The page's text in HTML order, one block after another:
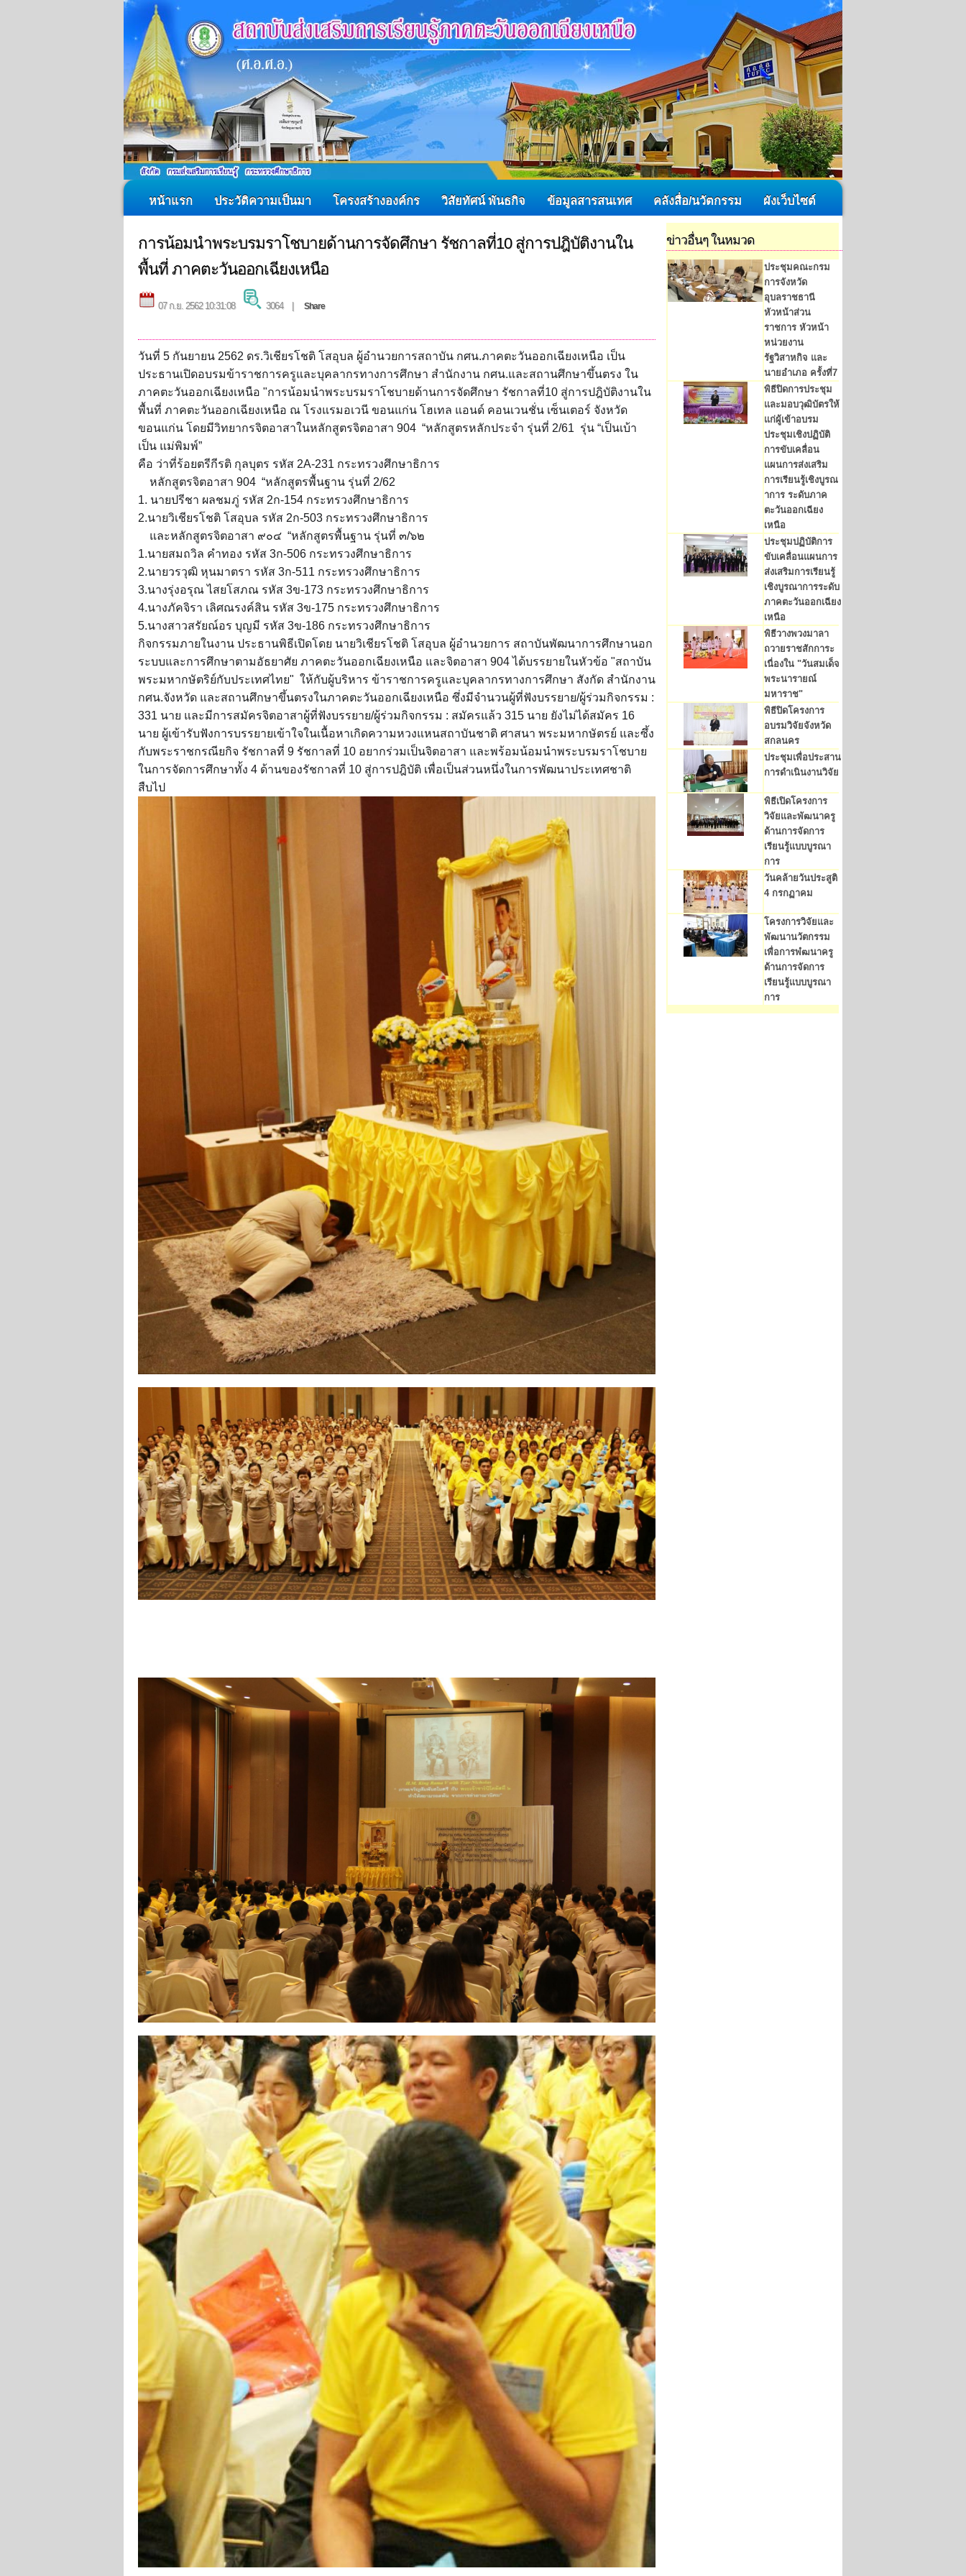
หน้าแรก ประวัติความเป็นมา โครงสร้างองค์กร วิสัยทัศน์ พันธกิจ ข้อมูลสารสนเทศ คลังสื่อ/นวัตกรรม ผังเว็บไซต์
ข่าวอื่นๆ ในหมวด
ประชุมคณะกรม
การจังหวัด
อุบลราชธานี
หัวหน้าส่วน
ราชการ หัวหน้า
หน่วยงาน
รัฐวิสาหกิจ และ
นายอำเภอ ครั้งที่7
พิธีปิดการประชุม
และมอบวุฒิบัตรให้
แก่ผู้เข้าอบรม
ประชุมเชิงปฏิบัติ
การขับเคลื่อน
แผนการส่งเสริม
การเรียนรู้เชิงบูรณ
าการ ระดับภาค
ตะวันออกเฉียง
เหนือ
ประชุมปฏิบัติการ
ขับเคลื่อนแผนการ
ส่งเสริมการเรียนรู้
เชิงบูรณาการระดับ
ภาคตะวันออกเฉียง
เหนือ
พิธีวางพวงมาลา
ถวายราชสักการะ
เนื่องใน "วันสมเด็จ
พระนารายณ์
มหาราช"
พิธีปิดโครงการ
อบรมวิจัยจังหวัด
สกลนคร
ประชุมเพื่อประสาน
การดำเนินงานวิจัย
พิธีเปิดโครงการ
วิจัยและพัฒนาครู
ด้านการจัดการ
เรียนรู้แบบบูรณา
การ
วันคล้ายวันประสูติ
4 กรกฏาคม
โครงการวิจัยและ
พัฒนานวัตกรรม
เพื่อการพํฒนาครู
ด้านการจัดการ
เรียนรู้แบบบูรณา
การ
การน้อมนำพระบรมราโชบายด้านการจัดศึกษา รัชกาลที่10 สู่การปฎิบัติงานใน
พื้นที่ ภาคตะวันออกเฉียงเหนือ
07 ก.ย. 2562 10:31:08 3064 | Share
วันที่ 5 กันยายน 2562 ดร.วิเชียรโชติ โสอุบล ผู้อำนวยการสถาบัน กศน.ภาคตะวันออกเฉียงเหนือ เป็น
ประธานเปิดอบรมข้าราชการครูและบุคลากรทางการศึกษา สำนักงาน กศน.และสถานศึกษาขึ้นตรง ใน
ภาคตะวันออกเฉียงเหนือ "การน้อมนำพระบรมราโชบายด้านการจัดศึกษา รัชกาลที่10 สู่การปฎิบัติงานใน
พื้นที่ ภาคตะวันออกเฉียงเหนือ ณ โรงแรมอเวนี ขอนแก่น โฮเทล แอนด์ คอนเวนชั่น เซ็นเตอร์ จังหวัด
ขอนแก่น โดยมีวิทยากรจิตอาสาในหลักสูตรจิตอาสา 904 “หลักสูตรหลักประจำ รุ่นที่ 2/61 รุ่น “เป็นเบ้า
เป็น แม่พิมพ์”
คือ ว่าที่ร้อยตรีกีรติ กุลบุตร รหัส 2A-231 กระทรวงศึกษาธิการ
หลักสูตรจิตอาสา 904 “หลักสูตรพื้นฐาน รุ่นที่ 2/62
1. นายปรีชา ผลชมภู่ รหัส 2ก-154 กระทรวงศึกษาธิการ
2.นายวิเชียรโชติ โสอุบล รหัส 2ก-503 กระทรวงศึกษาธิการ
และหลักสูตรจิตอาสา ๙๐๔ “หลักสูตรพื้นฐาน รุ่นที่ ๓/๖๒
1.นายสมถวิล คำทอง รหัส 3ก-506 กระทรวงศึกษาธิการ
2.นายวรวุฒิ หุนมาตรา รหัส 3ก-511 กระทรวงศึกษาธิการ
3.นางรุ่งอรุณ ไสยโสภณ รหัส 3ข-173 กระทรวงศึกษาธิการ
4.นางภัคจิรา เลิศณรงค์สิน รหัส 3ข-175 กระทรวงศึกษาธิการ
5.นางสาวสรัยณ์อร บุญมี รหัส 3ข-186 กระทรวงศึกษาธิการ
กิจกรรมภายในงาน ประธานพิธีเปิดโดย นายวิเชียรโชติ โสอุบล ผู้อำนวยการ สถาบันพัฒนาการศึกษานอก
ระบบและการศึกษาตามอัธยาศัย ภาคตะวันออกเฉียงเหนือ และจิตอาสา 904 ได้บรรยายในหัวข้อ "สถาบัน
พระมหากษัตริย์กับประเทศไทย" ให้กับผู้บริหาร ข้าราชการครูและบุคลากรทางการศึกษา สังกัด สำนักงาน
กศน.จังหวัด และสถานศึกษาขึ้นตรงในภาคตะวันออกเฉียงเหนือ ซึ่งมีจำนวนผู้ที่ฟังบรรยาย/ผู้ร่วมกิจกรรม :
331 นาย และมีการสมัครจิตอาสาผู้ที่ฟังบรรยาย/ผู้ร่วมกิจกรรม : สมัครแล้ว 315 นาย ยังไม่ได้สมัคร 16
นาย ผู้เข้ารับฟังการบรรยายเข้าใจในเนื้อหาเกิดความหวงแหนสถาบันชาติ ศาสนา พระมหากษัตรย์ และซึ้ง
กับพระราชกรณียกิจ รัชกาลที่ 9 รัชกาลที่ 10 อยากร่วมเป็นจิตอาสา และพร้อมน้อมนำพระบรมราโชบาย
ในการจัดการศึกษาทั้ง 4 ด้านของรัชกาลที่ 10 สู่การปฎิบัติ เพื่อเป็นส่วนหนึ่งในการพัฒนาประเทศชาติ
สืบไป